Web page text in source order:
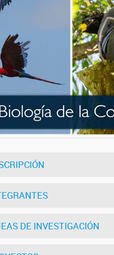
DE INVESTIGACIÓN